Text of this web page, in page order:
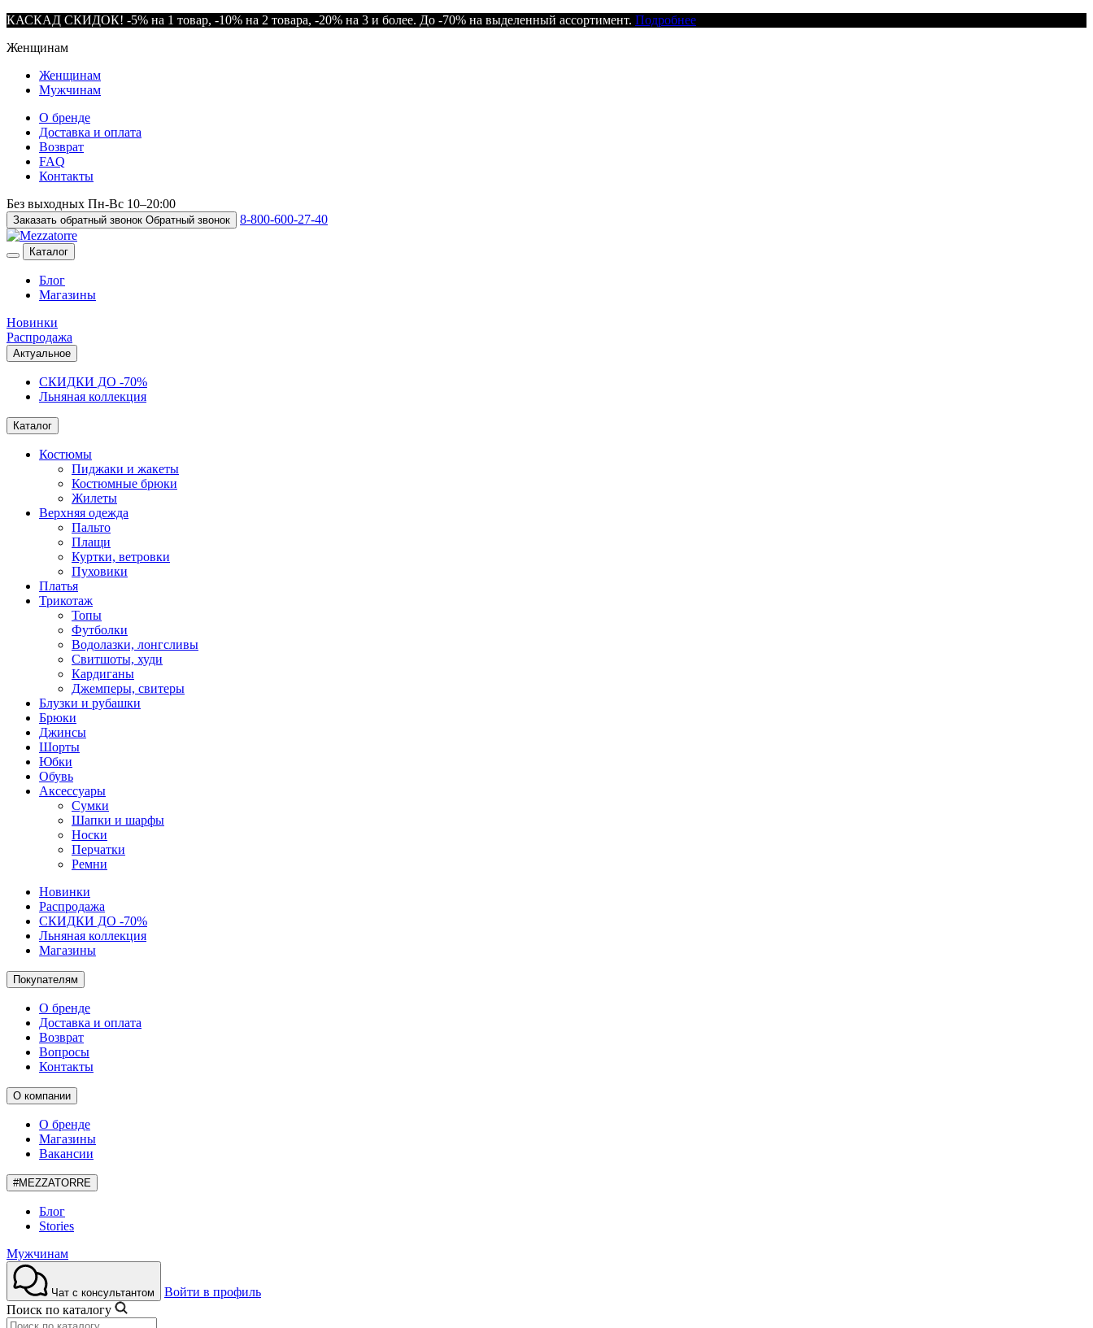
КАСКАД СКИДОК! -5% на 1 товар, -10% на 2 товара, -20% на 3 и более. До -70% на выделенный ассортимент. Подробнее
Женщинам
Женщинам
Мужчинам
О бренде
Доставка и оплата
Возврат
FAQ
Контакты
Без выходных Пн-Вс 10–20:00
Заказать обратный звонок Обратный звонок 8-800-600-27-40
Каталог
Блог
Магазины
Новинки
Распродажа
Актуальное
СКИДКИ ДО -70%
Льняная коллекция
Каталог
Костюмы
Пиджаки и жакеты
Костюмные брюки
Жилеты
Верхняя одежда
Пальто
Плащи
Куртки, ветровки
Пуховики
Платья
Трикотаж
Топы
Футболки
Водолазки, лонгсливы
Свитшоты, худи
Кардиганы
Джемперы, свитеры
Блузки и рубашки
Брюки
Джинсы
Шорты
Юбки
Обувь
Аксессуары
Сумки
Шапки и шарфы
Носки
Перчатки
Ремни
Новинки
Распродажа
СКИДКИ ДО -70%
Льняная коллекция
Магазины
Покупателям
О бренде
Доставка и оплата
Возврат
Вопросы
Контакты
О компании
О бренде
Магазины
Вакансии
#MEZZATORRE
Блог
Stories
Мужчинам
Чат с консультантом
Войти в профиль
Поиск по каталогу